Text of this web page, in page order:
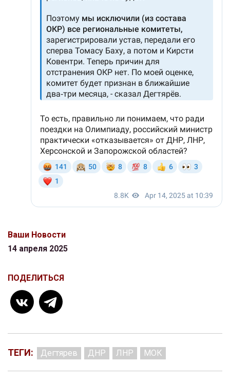
Ваши Новости
14 апреля 2025
ПОДЕЛИТЬСЯ
ТЕГИ: Дегтярев ДНР ЛНР МОК